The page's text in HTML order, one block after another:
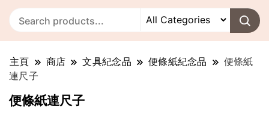
主頁 商店 文具紀念品 便條紙紀念品
便條紙
連尺子
便條紙連尺子